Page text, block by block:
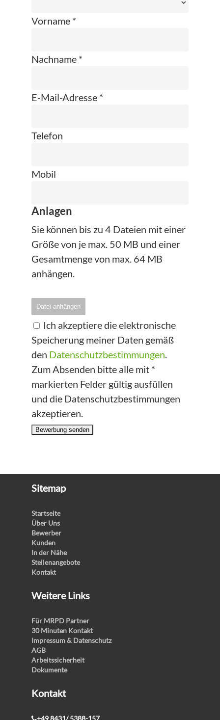
Vorname *
Nachname *
E-Mail-Adresse *
Telefon
Mobil
Anlagen
Sie können bis zu 4 Dateien mit einer
Größe von je max. 50 MB und einer
Gesamtmenge von max. 64 MB
anhängen.
Datei anhängen
Ich akzeptiere die elektronische
Speicherung meiner Daten gemäß
den Datenschutzbestimmungen.
Zum Absenden bitte alle mit *
markierten Felder gültig ausfüllen
und die Datenschutzbestimmungen
akzeptieren.
Bewerbung senden
Sitemap
Startseite
Über Uns
Bewerber
Kunden
In der Nähe
Stellenangebote
Kontakt
Weitere Links
Für MRPD Partner
30 Minuten Kontakt
Impressum & Datenschutz
AGB
Arbeitssicherheit
Dokumente
Kontakt